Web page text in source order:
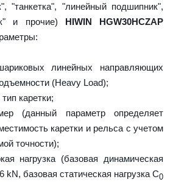
"танкетка", "линейный подшипник",
и прочие) HIWIN HGW30HCZAP
линейных направляющих
(Heavy Load);
каретки;
(данный параметр определяет
каретки и рельса с учетом
точности);
нагрузка (базовая динамическая
kN, базовая статическая нагрузка С0